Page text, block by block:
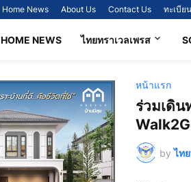
Home News About Us Contact Us ทะเบีย
HOME NEWS ไทยทราเวลเพรส
หน้าแรก
ร่วมเดิ
by ไท